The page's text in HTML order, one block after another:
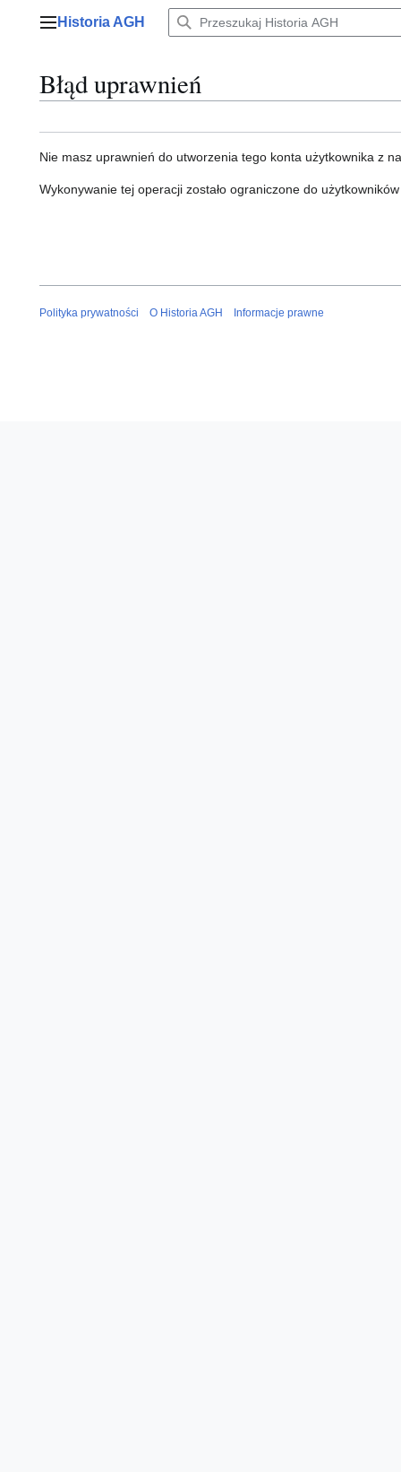
Menu główne
Historia AGH
Błąd uprawnień
Nie masz uprawnień do utworzenia tego konta użytkownika z
Wykonywanie tej operacji zostało ograniczone do
Polityka prywatności O Historia AGH Informacje prawne